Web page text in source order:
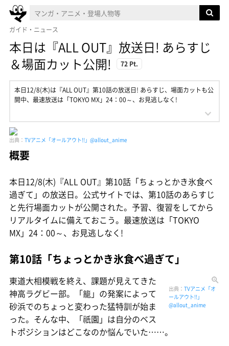
ガイド・ニュース
本日は『ALL OUT』放送日! あらすじ
＆場面カット公開!
72 Pt.
本日12/8(木)は『ALL OUT』第10話の放送日! あらすじ、場面カットも公
開中、最速放送は「TOKYO MX」24：00～、お見逃しなく!
出典： TVアニメ「オールアウト!!」@allout_anime
概要
本日12/8(木)『ALL OUT』第10話「ちょっとかき氷食べ
過ぎて」の放送日。公式サイトでは、第10話のあらすじ
と先行場面カットが公開された。予習、復習をしてから
リアルタイムに備えておこう。最速放送は「TOKYO
MX」24：00～、お見逃しなく!
第10話「ちょっとかき氷食べ過ぎて」
出典： TVアニメ「オ
ールアウト!!」
@allout_anime
東道大相模戦を終え、課題が見えてきた
神高ラグビー部。「籠」の発案によって
砂浜でのちょっと変わった猛特訓が始ま
った。そんな中、「祇園」は自分のベス
トポジションはどこなのか悩んでいた……。